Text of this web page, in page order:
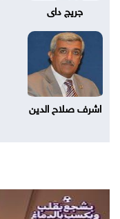
جريج داى
اشرف صلاح الدين